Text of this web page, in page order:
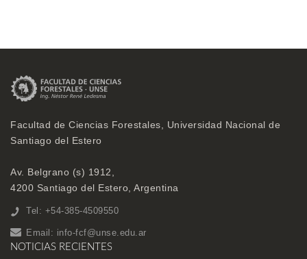
Facultad de Ciencias Forestales, Universidad Nacional de
Santiago del Estero
Av. Belgrano (s) 1912,
4200 Santiago del Estero, Argentina
Tel: +54-385-4509550
Email: info-fcf@unse.edu.ar
NOTICIAS RECIENTES